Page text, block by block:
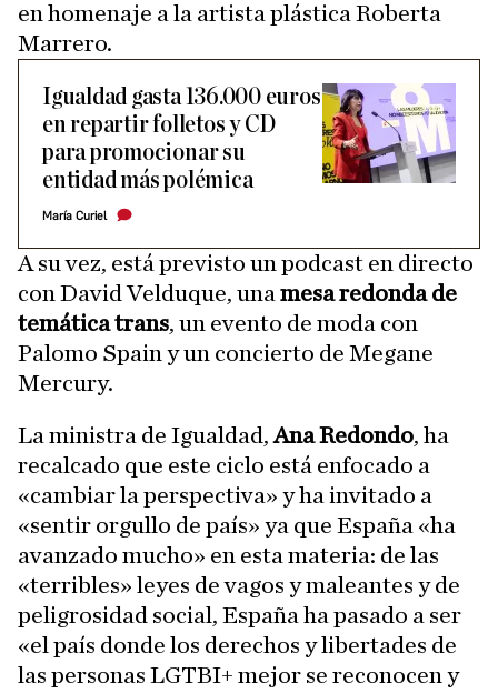
en homenaje a la artista plástica Roberta
Marrero.
Igualdad gasta 136.000 euros
en repartir folletos y CD
para promocionar su
entidad más polémica
María Curiel
A su vez, está previsto un podcast en directo
con David Velduque, una mesa redonda de
temática trans, un evento de moda con
Palomo Spain y un concierto de Megane
Mercury.
La ministra de Igualdad,Ana Redondo, ha
recalcado que este ciclo está enfocado a
«cambiar la perspectiva» y ha invitado a
«sentir orgullo de país» ya que España «ha
avanzado mucho» en esta materia: de las
«terribles» leyes de vagos y maleantes y de
peligrosidad social, España ha pasado a ser
«el país donde los derechos y libertades de
las personas LGTBI+ mejor se reconocen y